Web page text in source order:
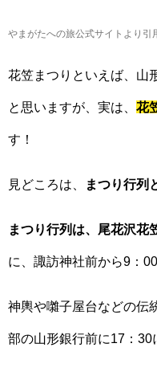
やまがたへの旅公式サイトより引
花笠まつりといえば、山
と思いますが、実は、 花
す！
見どころは、 まつり行列
まつり行列は、尾花沢花
に、諏訪神社前から9：
神輿や囃子屋台などの伝
部の山形銀行前に17：30